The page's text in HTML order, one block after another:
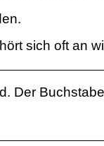
sich oft an
Der